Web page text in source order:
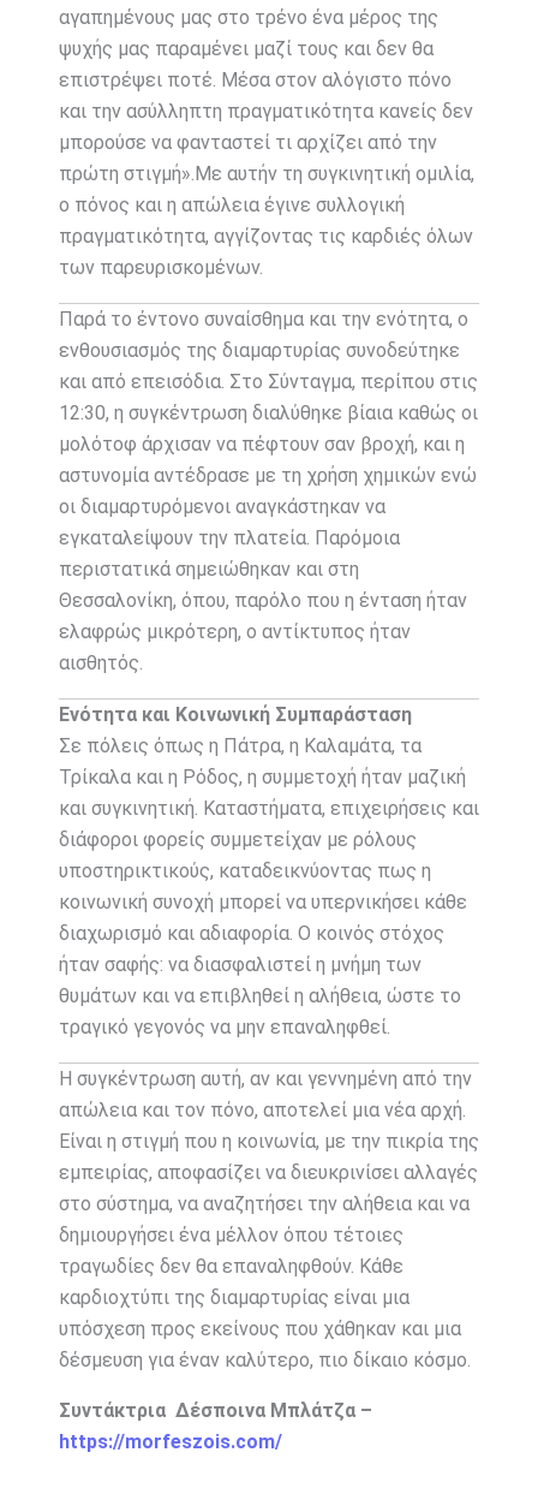
αγαπημένους μας στο τρένο ένα μέρος της
ψυχής μας παραμένει μαζί τους και δεν θα
επιστρέψει ποτέ. Μέσα στον αλόγιστο πόνο
και την ασύλληπτη πραγματικότητα κανείς δεν
μπορούσε να φανταστεί τι αρχίζει από την
πρώτη στιγμή».Με αυτήν τη συγκινητική ομιλία,
ο πόνος και η απώλεια έγινε συλλογική
πραγματικότητα, αγγίζοντας τις καρδιές όλων
των παρευρισκομένων.
Παρά το έντονο συναίσθημα και την ενότητα, ο
ενθουσιασμός της διαμαρτυρίας συνοδεύτηκε
και από επεισόδια. Στο Σύνταγμα, περίπου στις
12:30, η συγκέντρωση διαλύθηκε βίαια καθώς οι
μολότοφ άρχισαν να πέφτουν σαν βροχή, και η
αστυνομία αντέδρασε με τη χρήση χημικών ενώ
οι διαμαρτυρόμενοι αναγκάστηκαν να
εγκαταλείψουν την πλατεία. Παρόμοια
περιστατικά σημειώθηκαν και στη
Θεσσαλονίκη, όπου, παρόλο που η ένταση ήταν
ελαφρώς μικρότερη, ο αντίκτυπος ήταν
αισθητός.
Ενότητα και Κοινωνική Συμπαράσταση
Σε πόλεις όπως η Πάτρα, η Καλαμάτα, τα
Τρίκαλα και η Ρόδος, η συμμετοχή ήταν μαζική
και συγκινητική. Καταστήματα, επιχειρήσεις και
διάφοροι φορείς συμμετείχαν με ρόλους
υποστηρικτικούς, καταδεικνύοντας πως η
κοινωνική συνοχή μπορεί να υπερνικήσει κάθε
διαχωρισμό και αδιαφορία. Ο κοινός στόχος
ήταν σαφής: να διασφαλιστεί η μνήμη των
θυμάτων και να επιβληθεί η αλήθεια, ώστε το
τραγικό γεγονός να μην επαναληφθεί.
Η συγκέντρωση αυτή, αν και γεννημένη από την
απώλεια και τον πόνο, αποτελεί μια νέα αρχή.
Είναι η στιγμή που η κοινωνία, με την πικρία της
εμπειρίας, αποφασίζει να διευκρινίσει αλλαγές
στο σύστημα, να αναζητήσει την αλήθεια και να
δημιουργήσει ένα μέλλον όπου τέτοιες
τραγωδίες δεν θα επαναληφθούν. Κάθε
καρδιοχτύπι της διαμαρτυρίας είναι μια
υπόσχεση προς εκείνους που χάθηκαν και μια
δέσμευση για έναν καλύτερο, πιο δίκαιο κόσμο.
Συντάκτρια Δέσποινα Μπλάτζα –
https://morfeszois.com/